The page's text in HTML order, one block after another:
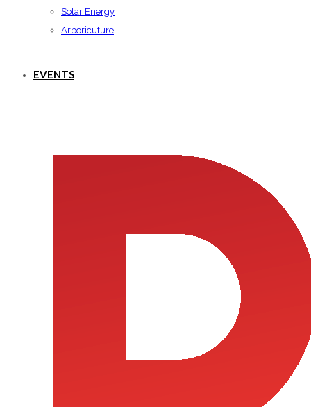
Solar Energy
Arboricuture
EVENTS